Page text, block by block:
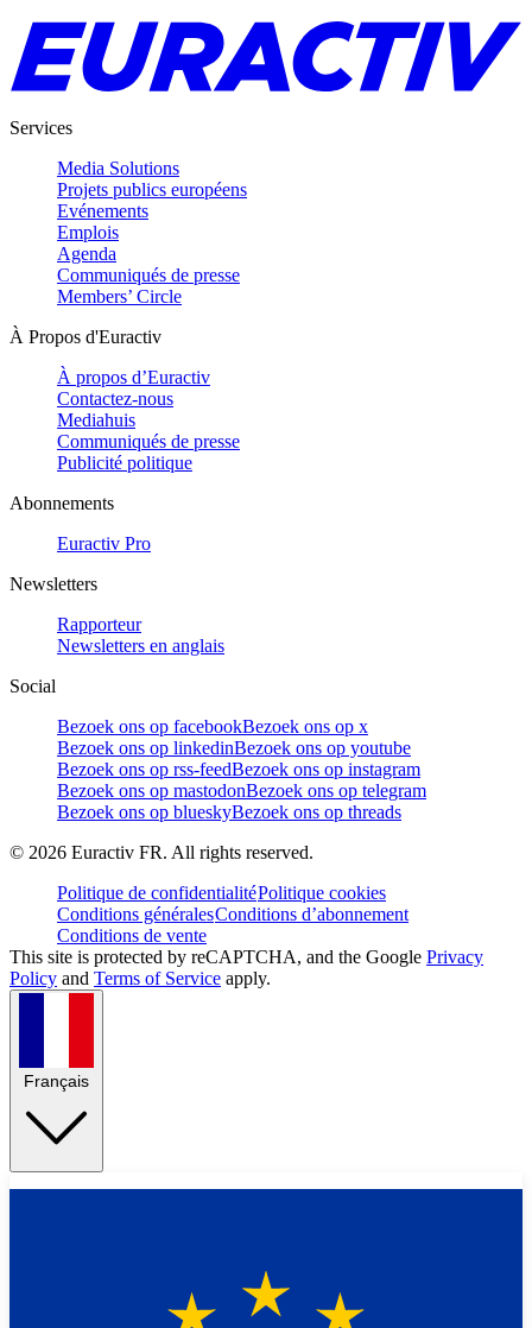
Services
Media Solutions
Projets publics européens
Evénements
Emplois
Agenda
Communiqués de presse
Members’ Circle
À Propos d'Euractiv
À propos d’Euractiv
Contactez-nous
Mediahuis
Communiqués de presse
Publicité politique
Abonnements
Euractiv Pro
Newsletters
Rapporteur
Newsletters en anglais
Social
Bezoek ons op facebookBezoek ons op x
Bezoek ons op linkedinBezoek ons op youtube
Bezoek ons op rss-feedBezoek ons op instagram
Bezoek ons op mastodonBezoek ons op telegram
Bezoek ons op blueskyBezoek ons op threads
© 2026 Euractiv FR. All rights reserved.
Politique de confidentialitéPolitique cookies
Conditions généralesConditions d’abonnement
Conditions de vente
This site is protected by reCAPTCHA, and the Google Privacy
Policy and Terms of Service apply.
Français